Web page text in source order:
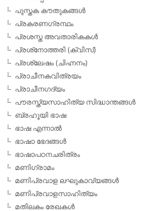
പുസ്തക കൗതുകങ്ങള്‍
പ്രകരണഗ്രന്ഥം
പ്രശസ്ത അവതാരികകള്‍
പ്രശ്‌നോത്തരി (ക്വിസ്)
പ്രശ്ലേഷം (ചിഹ്നനം)
പ്രാചീനകവിത്രയം
പ്രാചീനഗദ്യം
പൗരസ്ത്യസാഹിത്യ സിദ്ധാന്തങ്ങള്‍
ബ്രഹൂയി ഭാഷ
ഭാഷ എന്നാല്‍
ഭാഷാ ഭേദങ്ങള്‍
ഭാഷാപഠനചരിത്രം
മണിഗ്രാമം
മണിപ്രവാള ലഘുകാവ്യങ്ങള്‍
മണിപ്രവാളസാഹിത്യം
മതിലകം രേഖകള്‍